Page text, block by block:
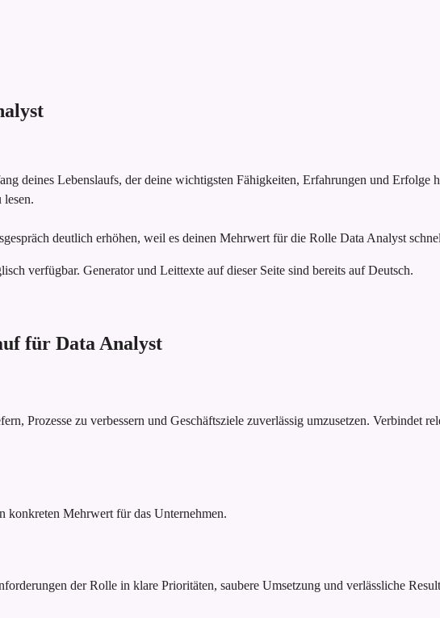
deines Lebenslaufs, der deine wichtigsten Fähigkeiten, Erfahrungen und Erfolge
lesen.
deutlich erhöhen, weil es deinen Mehrwert für die Rolle Data Analyst
verfügbar. Generator und Leittexte auf dieser Seite sind bereits auf Deutsch.
für Data Analyst
Prozesse zu verbessern und Geschäftsziele zuverlässig umzusetzen. Verbindet
konkreten Mehrwert für das Unternehmen.
der Rolle in klare Prioritäten, saubere Umsetzung und verlässliche